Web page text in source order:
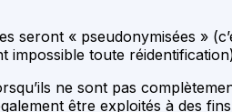
seront « pseudonymisées »
impossible toute
ne sont pas
être exploités à des